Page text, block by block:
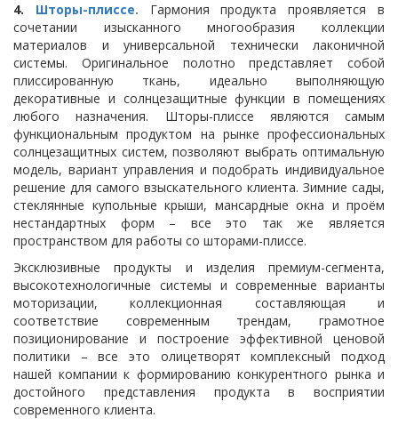
4. Шторы-плиссе. Гармония продукта проявляется в
сочетании изысканного многообразия коллекции
материалов и универсальной технически лаконичной
системы. Оригинальное полотно представляет собой
плиссированную ткань, идеально выполняющую
декоративные и солнцезащитные функции в помещениях
любого назначения. Шторы-плиссе являются самым
функциональным продуктом на рынке профессиональных
солнцезащитных систем, позволяют выбрать оптимальную
модель, вариант управления и подобрать индивидуальное
решение для самого взыскательного клиента. Зимние сады,
стеклянные купольные крыши, мансардные окна и проём
нестандартных форм – все это так же является
пространством для работы со шторами-плиссе.
Эксклюзивные продукты и изделия премиум-сегмента,
высокотехнологичные системы и современные варианты
моторизации, коллекционная составляющая и
соответствие современным трендам, грамотное
позиционирование и построение эффективной ценовой
политики – все это олицетворят комплексный подход
нашей компании к формированию конкурентного рынка и
достойного представления продукта в восприятии
современного клиента.